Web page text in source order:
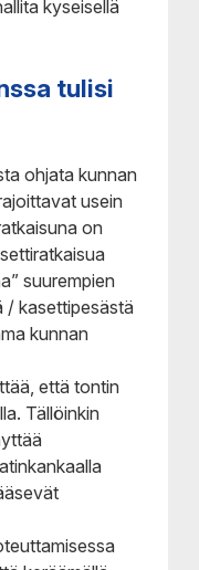
kyseisellä
tulisi
ohjata kunnan
usein
on
suurempien
/ kasettipesästä
kunnan
että tontin
Tällöinkin